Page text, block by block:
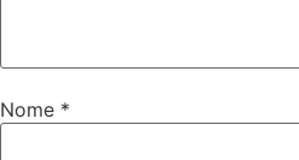
Nome *